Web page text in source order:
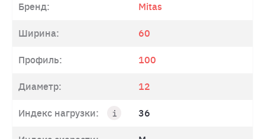
Бренд: Mitas
Ширина: 60
Профиль: 100
Диаметр: 12
Индекс нагрузки: 36